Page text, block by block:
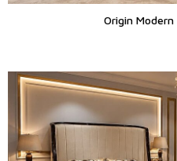
Origin Modern